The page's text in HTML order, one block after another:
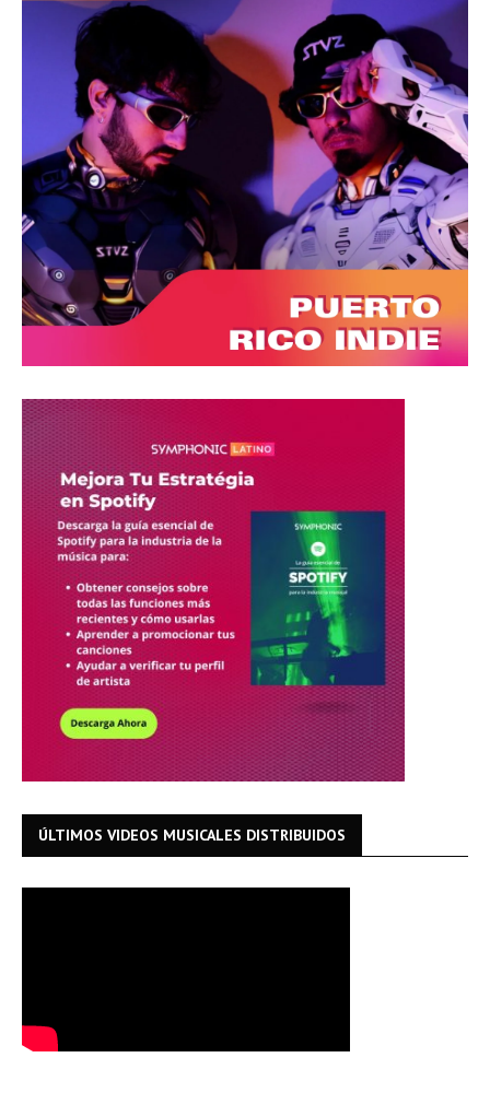
ÚLTIMOS VIDEOS MUSICALES DISTRIBUIDOS